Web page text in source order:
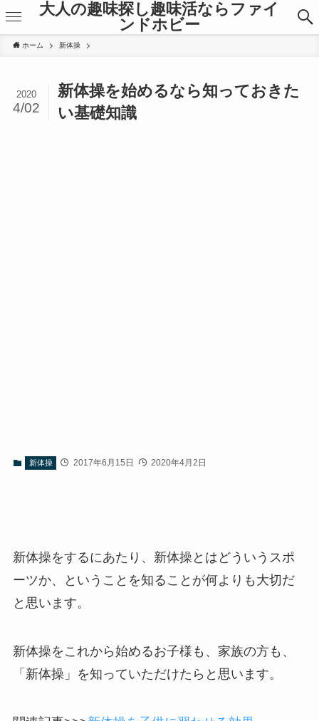
大人の趣味探し趣味活ならファイ
ンドホビー
ホーム 新体操
新体操を始めるなら知っておきた
い基礎知識
2020
4/02
新体操 2017年6月15日 2020年4月2日
新体操をするにあたり、新体操とはどういうスポ
ーツか、ということを知ることが何よりも大切だ
と思います。
新体操をこれから始めるお子様も、家族の方も、
「新体操」を知っていただけたらと思います。